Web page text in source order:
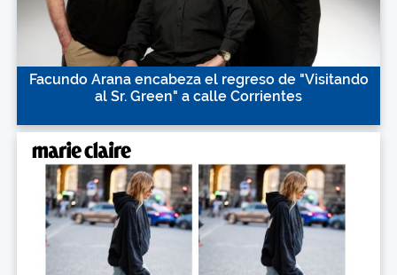
Facundo Arana encabeza el regreso de "Visitando
al Sr. Green" a calle Corrientes